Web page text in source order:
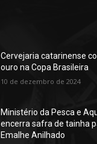
Cervejaria catarinense
ouro na Copa Brasileira
10 de dezembro de 2024
Ministério da Pesca e
encerra safra de tainha
Emalhe Anilhado